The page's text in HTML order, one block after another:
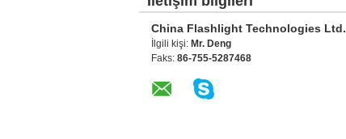
China Flashlight Technologies Ltd.
İlgili kişi: Mr. Deng
Faks: 86-755-5287468